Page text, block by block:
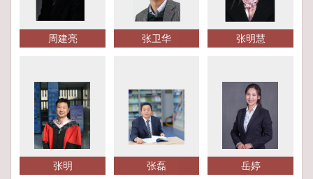
周建亮 张卫华 张明慧
张明 张磊 岳婷